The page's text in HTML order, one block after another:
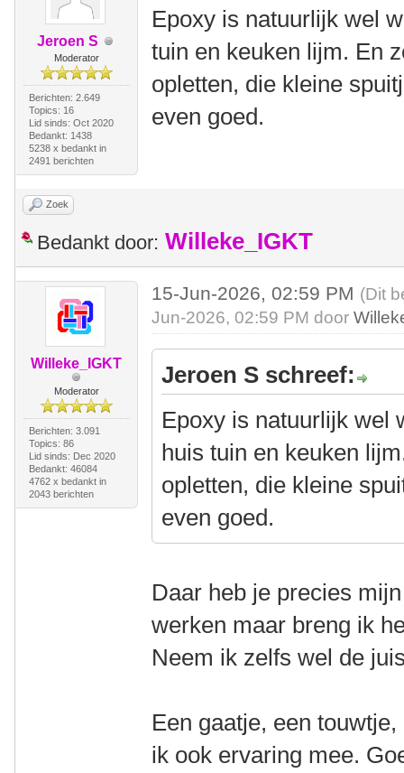
Jeroen S
Moderator
Berichten: 2.649
Topics: 16
Lid sinds: Oct 2020
Bedankt: 1438
5238 x bedankt in
2491 berichten
Epoxy is natuurlijk wel
tuin en keuken lijm. En
opletten, die kleine
even goed.
Zoek
Bedankt door: Willeke_IGKT
Willeke_IGKT
Moderator
Berichten: 3.091
Topics: 86
Lid sinds: Dec 2020
Bedankt: 46084
4762 x bedankt in
2043 berichten
15-Jun-2026, 02:59 PM (Dit
Jun-2026, 02:59 PM door
Jeroen S schreef:
Epoxy is natuurlijk wel
huis tuin en keuken
opletten, die kleine
even goed.
Daar heb je precies
werken maar breng ik
Neem ik zelfs wel de
Een gaatje, een
ik ook ervaring mee.